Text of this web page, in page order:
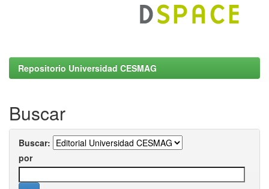
Repositorio Universidad CESMAG
Buscar
Buscar:
por